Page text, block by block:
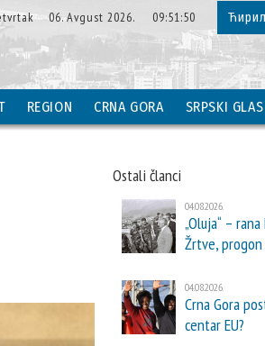
06. Avgust 2026. 09:51:51
REGION CRNA GORA SRPSKI
Ostali članci
04.08.2026.
„Oluja“ –
Žrtve,
04.08.2026.
Crna Gora
centar EU?